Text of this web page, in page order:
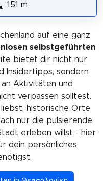
151 m
auf eine ganz
selbstgeführten
bietet dir nicht nur
Insidertipps, sondern
Aktivitäten und
verpassen solltest.
historische Orte
nur die pulsierende
erleben willst - hier
dein persönliches